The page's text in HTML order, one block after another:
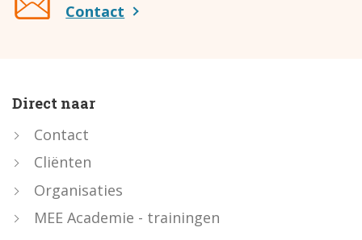
Contact
Direct naar
Contact
Cliënten
Organisaties
MEE Academie - trainingen